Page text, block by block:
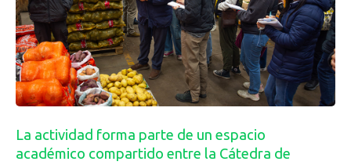
La actividad forma parte de un espacio
académico compartido entre la Cátedra de